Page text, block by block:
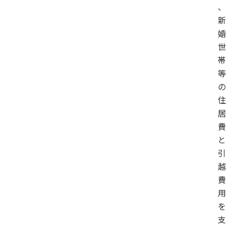
、
新
婚
世
帯
等
の
住
居
費
と
引
越
費
用
を
支